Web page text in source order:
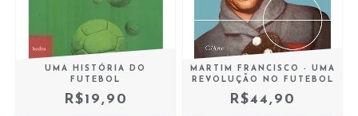
UMA HISTÓRIA DO
FUTEBOL
R$19,90
MARTIM FRANCISCO - UMA
REVOLUÇÃO NO FUTEBOL
R$44,90